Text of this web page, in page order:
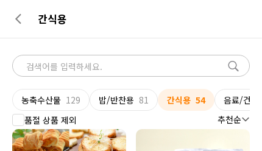
간식용
농축수산물 129 밥/반찬용 81 간식용 54
음료/건강
품절 상품 제외
추천순